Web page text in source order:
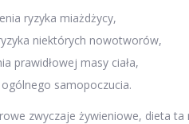
ryzyka miażdżycy,
niektórych nowotworów,
prawidłowej masy ciała,
samopoczucia.
zwyczaje żywieniowe, dieta